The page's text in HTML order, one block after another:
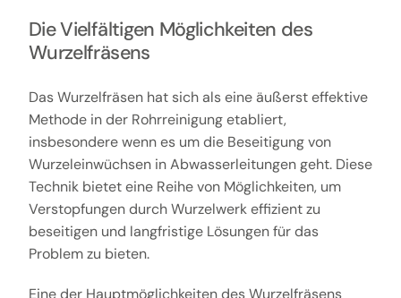
Die Vielfältigen Möglichkeiten des
Wurzelfräsens
Das Wurzelfräsen hat sich als eine äußerst effektive
Methode in der Rohrreinigung etabliert,
insbesondere wenn es um die Beseitigung von
Wurzeleinwüchsen in Abwasserleitungen geht. Diese
Technik bietet eine Reihe von Möglichkeiten, um
Verstopfungen durch Wurzelwerk effizient zu
beseitigen und langfristige Lösungen für das
Problem zu bieten.